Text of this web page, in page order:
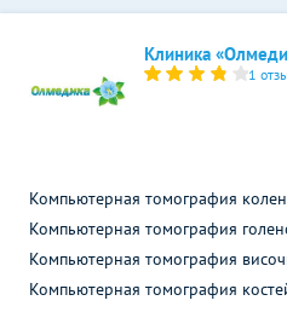
Клиника
1
Компьютерная томография
Компьютерная томография
Компьютерная томография
Компьютерная томография